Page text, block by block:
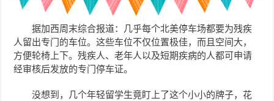
据加西周末综合报道：几乎每个北美停车场都要为残疾
人留出专门的车位。这些车位不仅位置极佳，而且空间大，
方便轮椅上下。残疾人、老年人以及短期疾病的人都可申请
经审核后发放的专门停车证。
没想到，几个年轻留学生竟盯上了这个小小的牌子，花